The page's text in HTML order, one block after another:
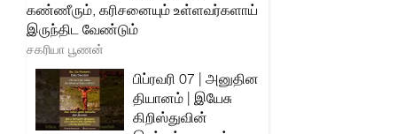
கண்ணீரும், கரிசனையும் உள்ளவர்களாய்
இருந்திட வேண்டும்
சகரியா பூணன்
பிப்ரவரி 07 | அனுதின
தியானம் | இயேசு
கிறிஸ்துவின்